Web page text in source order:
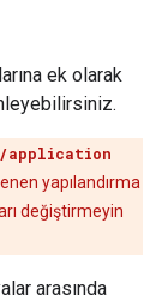
ek olarak
application
yapılandırma
değiştirmeyin
arasında